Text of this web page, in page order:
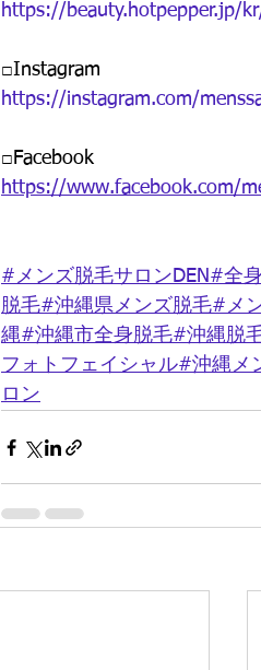
https://beauty.hotpepper.jp/
□Instagram
https://instagram.com/
□Facebook
https://www.facebook.com/
#メンズ脱毛サロンDEN#全
脱毛#沖縄県メンズ脱毛#メ
縄#沖縄市全身脱毛#沖縄脱
フォトフェイシャル#沖縄
ロン